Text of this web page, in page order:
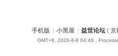
手机版 小黑屋 益世论坛 ( 京
GMT+8, 2026-8-8 04:48 ,